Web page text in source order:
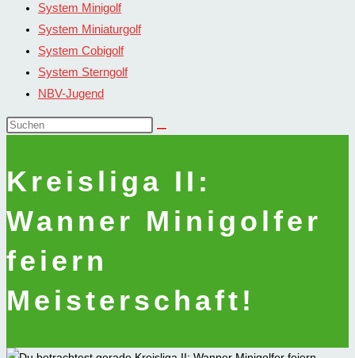
umschalten
System Minigolf
System Miniaturgolf
System Cobigolf
System Sterngolf
NBV-Jugend
Kreisliga II:
Wanner Minigolfer
feiern
Meisterschaft!